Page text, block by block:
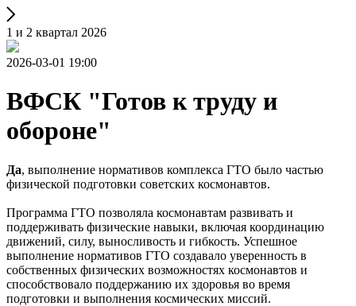
1 и 2 квартал 2026
2026-03-01 19:00
ВФСК "Готов к труду и
обороне"
Да, выполнение нормативов комплекса ГТО было частью
физической подготовки советских космонавтов.
Программа ГТО позволяла космонавтам развивать и
поддерживать физические навыки, включая координацию
движений, силу, выносливость и гибкость. Успешное
выполнение нормативов ГТО создавало уверенность в
собственных физических возможностях космонавтов и
способствовало поддержанию их здоровья во время
подготовки и выполнения космических миссий.